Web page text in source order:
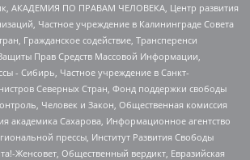
АКАДЕМИЯ ПО ПРАВАМ ЧЕЛОВЕКА, Центр развития
Частное учреждение в Калининграде Совета
Гражданское содействие, Трансперенси
Прав Средств Массовой Информации,
- Сибирь, Частное учреждение в Санкт-
Северных Стран, Фонд поддержки свободы
Человек и Закон, Общественная комиссия
академика Сахарова, Информационное агентство
прессы, Институт Развития Свободы
Женсовет, Общественный вердикт, Евразийская